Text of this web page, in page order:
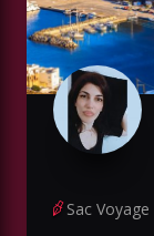
Sac Voyage